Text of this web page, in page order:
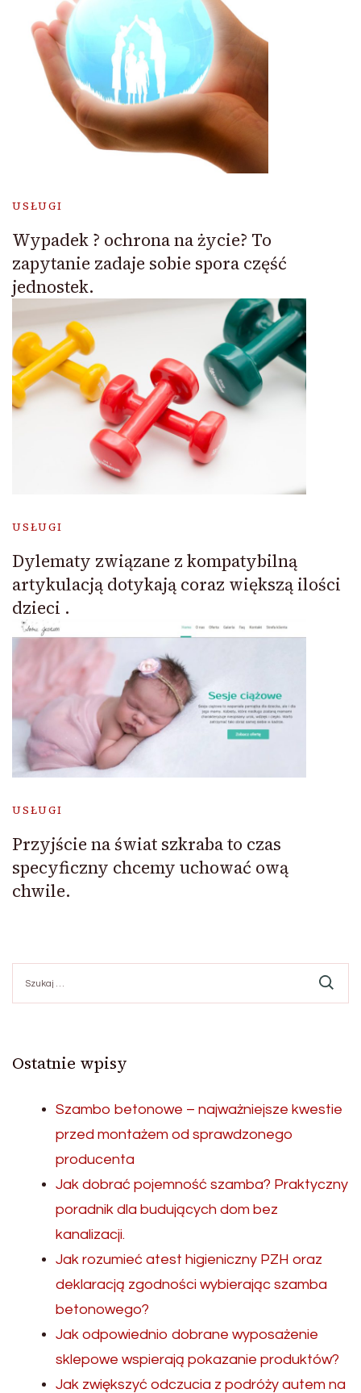
USŁUGI
Wypadek ? ochrona na życie? To
zapytanie zadaje sobie spora część
jednostek.
USŁUGI
Dylematy związane z kompatybilną
artykulacją dotykają coraz większą ilości
dzieci .
USŁUGI
Przyjście na świat szkraba to czas
specyficzny chcemy uchować ową
chwile.
Ostatnie wpisy
Szambo betonowe – najważniejsze kwestie
przed montażem od sprawdzonego
producenta
Jak dobrać pojemność szamba? Praktyczny
poradnik dla budujących dom bez
kanalizacji.
Jak rozumieć atest higieniczny PZH oraz
deklaracją zgodności wybierając szamba
betonowego?
Jak odpowiednio dobrane wyposażenie
sklepowe wspierają pokazanie produktów?
Jak zwiększyć odczucia z podróży autem na